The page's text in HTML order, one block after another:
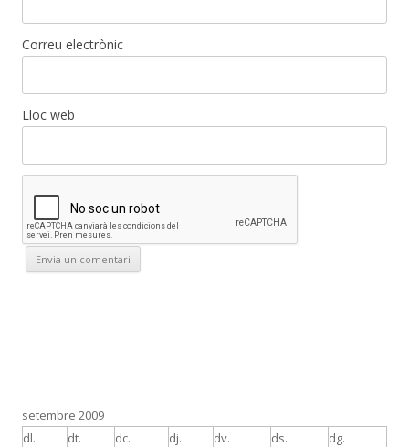
Correu electrònic
Lloc web
setembre 2009
dl.
dt. dc. dj. dv. ds. dg.